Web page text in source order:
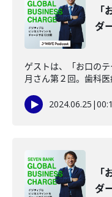
ダ
ゲストは、「お口の
月さん第２回。歯科
2024.06.25 |
ダ